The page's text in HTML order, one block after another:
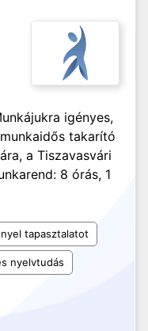
igényes,
takarító
a Tiszavasvári
8 órás, 1
tapasztalatot
nyelvtudás